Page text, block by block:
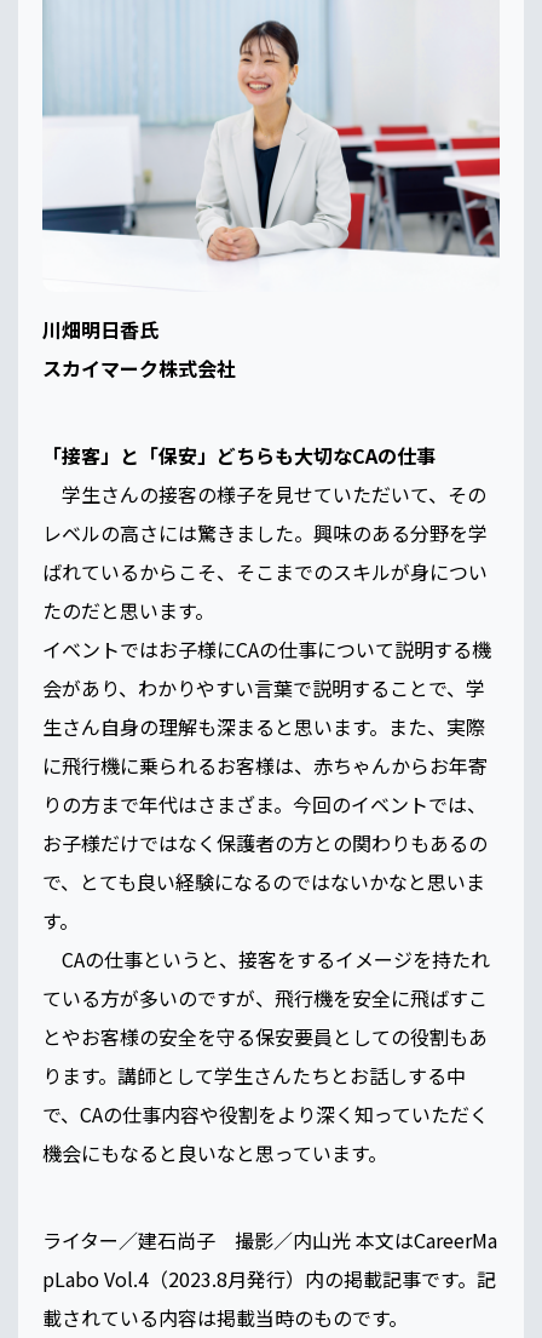
川畑明日香氏
スカイマーク株式会社
「接客」と「保安」どちらも大切なCAの仕事
学生さんの接客の様子を見せていただいて、その
レベルの高さには驚きました。興味のある分野を学
ばれているからこそ、そこまでのスキルが身につい
たのだと思います。
イベントではお子様にCAの仕事について説明する機
会があり、わかりやすい言葉で説明することで、学
生さん自身の理解も深まると思います。また、実際
に飛行機に乗られるお客様は、赤ちゃんからお年寄
りの方まで年代はさまざま。今回のイベントでは、
お子様だけではなく保護者の方との関わりもあるの
で、とても良い経験になるのではないかなと思いま
す。
CAの仕事というと、接客をするイメージを持たれ
ている方が多いのですが、飛行機を安全に飛ばすこ
とやお客様の安全を守る保安要員としての役割もあ
ります。講師として学生さんたちとお話しする中
で、CAの仕事内容や役割をより深く知っていただく
機会にもなると良いなと思っています。
ライター／建石尚子 撮影／内山光 本文はCareerMa
pLabo Vol.4（2023.8月発行）内の掲載記事です。記
載されている内容は掲載当時のものです。